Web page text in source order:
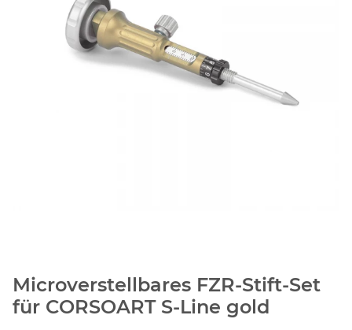
Microverstellbares FZR-Stift-Set
für CORSOART S-Line gold